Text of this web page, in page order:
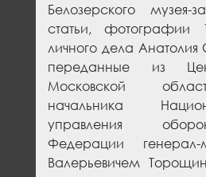
Белозерского музея-
статьи,
личного дела Анатолия
переданные из
Московской
начальника
управления
Федерации
Валерьевичем